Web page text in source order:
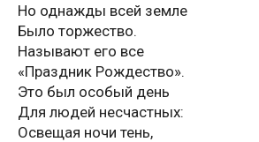
Но однажды всей земле
Было торжество.
Называют его все
«Праздник Рождество».
Это был особый день
Для людей несчастных:
Освещая ночи тень,